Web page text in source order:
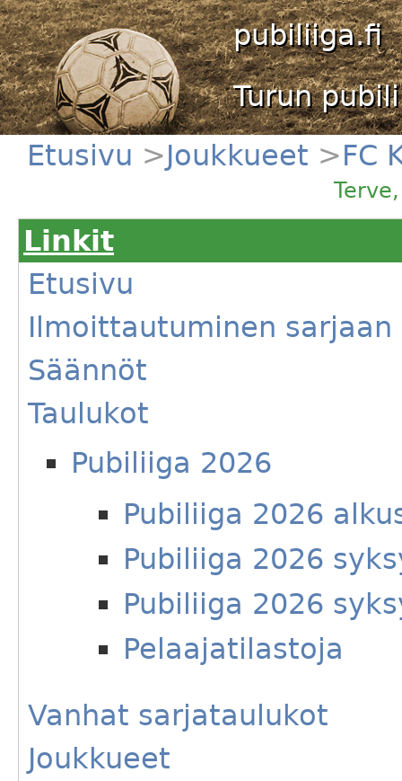
pubiliiga.fi
Turun
Etusivu >Joukkueet >FC
Linkit
Etusivu
Ilmoittautuminen sarjaan
Säännöt
Taulukot
Pubiliiga 2026
Pubiliiga 2026
Pubiliiga 2026
Pubiliiga 2026
Pelaajatilastoja
Vanhat sarjataulukot
Joukkueet